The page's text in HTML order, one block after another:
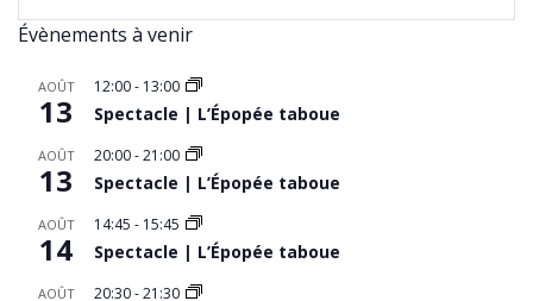
Évènements à venir
AOÛT
13
12:00- 13:00
Spectacle | L’Épopée taboue
AOÛT
13
20:00-21:00
Spectacle | L’Épopée taboue
AOÛT
14
14:45 - 15:45
Spectacle | L’Épopée taboue
AOÛT 20:30-21:30